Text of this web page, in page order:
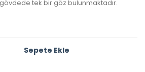
tek bir göz bulunmaktadır.
Sepete Ekle